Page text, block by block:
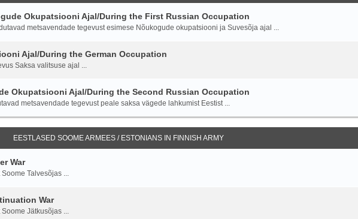
Okupatsiooni Ajal/During the First Russian Occupation
metsavendade tegevust esimese Nõukogude okupatsiooni ja Suvesõja ajal ...
Ajal/During the German Occupation
Saksa valitsuse ajal ...
Okupatsiooni Ajal/During the Second Russian Occupation
metsavendade tegevust peale saksa vägede lahkumist Eestist ...
EESTLASED SOOME ARMEES / ESTONIANS IN FINNISH ARMY
War
Talvesõjas ...
War
Jätkusõjas ...